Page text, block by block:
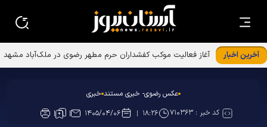
آخرین اخبار آغاز فعالیت موکب کفشداران حرم مطهر رضوی در ملک‌آباد مشهد
عکس رضوی- خبری مستند خبری
کد خبر :۷۱۰۳۶۳ ۱۸:۲۶ ۱۴۰۵/۰۴/۰۶